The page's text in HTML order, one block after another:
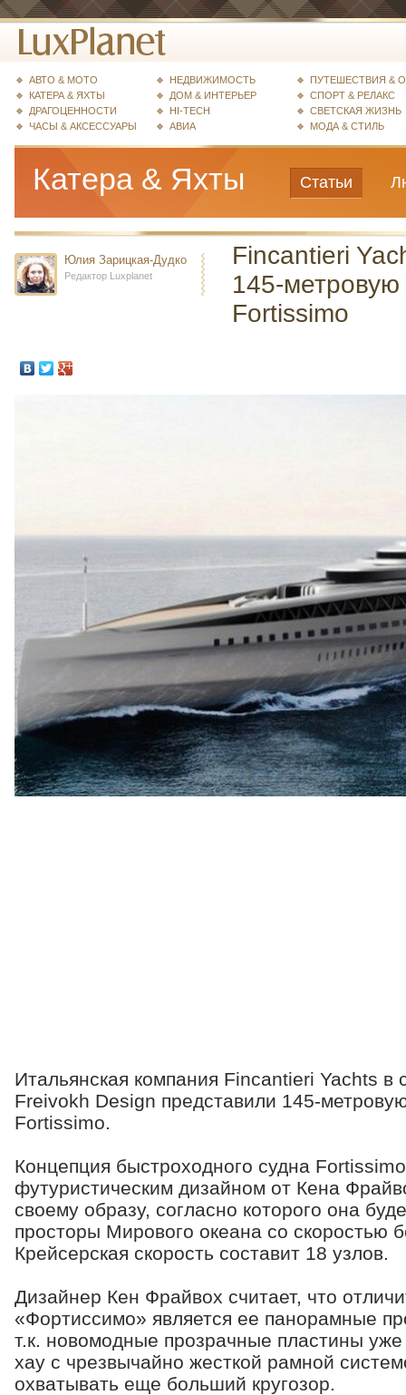
АВТО & МОТО
КАТЕРА & ЯХТЫ
ДРАГОЦЕННОСТИ
ЧАСЫ & АКСЕССУАРЫ
НЕДВИЖИМОСТЬ
ДОМ & ИНТЕРЬЕР
HI-TECH
АВИА
ПУТЕШЕСТВИЯ &
СПОРТ & РЕЛАКС
СВЕТСКАЯ ЖИЗНЬ
МОДА & СТИЛЬ
Катера & Яхты Статьи
Юлия Зарицкая-Дудко
Редактор Luxplanet
Fincantieri
145-метровую
Fortissimo
Итальянская компания Fincantieri Yachts в
Freivokh Design представили 145-
Fortissimo.
Концепция быстроходного судна
футуристическим дизайном от Кена
своему образу, согласно которого она
просторы Мирового океана со скоростью
Крейсерская скорость составит 18 узлов.
Дизайнер Кен Фрайвох считает, что
«Фортиссимо» является ее панорамные
т.к. новомодные прозрачные пластины
хау с чрезвычайно жесткой рамной
охватывать еще больший кругозор.